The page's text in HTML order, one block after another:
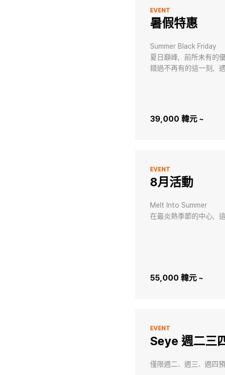
EVENT
暑假特惠
Summer Black Friday
夏日巔峰，前所未有的
錯過不再有的這一刻，
39,000 韓元 ~
EVENT
8月活動
Melt Into Summer
在最炎熱季節的中心，
55,000 韓元 ~
EVENT
Seye 週二三
僅限週二、週三、週四